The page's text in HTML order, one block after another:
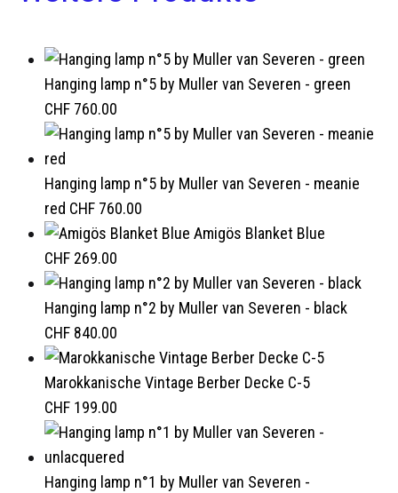
Hanging lamp n°5 by Muller van Severen - green
CHF 760.00
Hanging lamp n°5 by Muller van Severen - meanie
red CHF 760.00
Amigös Blanket Blue
CHF 269.00
Hanging lamp n°2 by Muller van Severen - black
CHF 840.00
Marokkanische Vintage Berber Decke C-5
CHF 199.00
Hanging lamp n°1 by Muller van Severen -